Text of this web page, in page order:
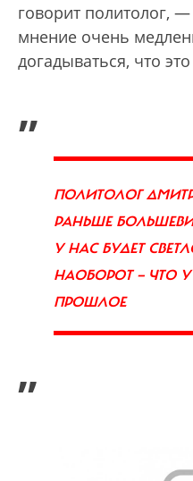
говорит политолог,
мнение очень
догадываться, что
„
ПОЛИТОЛОГ
РАНЬШЕ
У НАС БУДЕТ
НАОБОРОТ — ЧТО
ПРОШЛОЕ
”